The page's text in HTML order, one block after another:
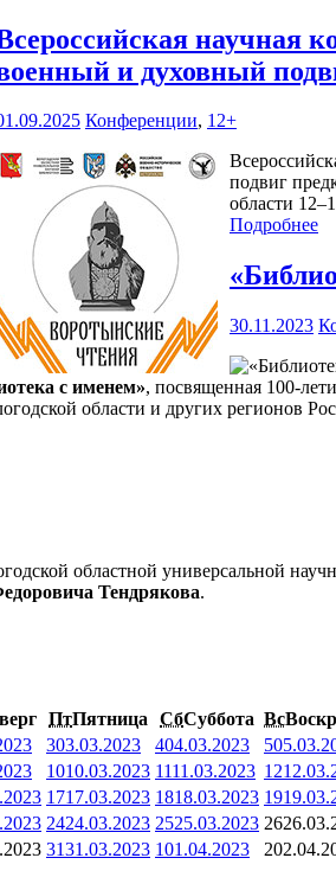
научная
и духовный
Конференции, 12+
подвиг
области
Подробнее
30.11.2023
с именем», посвященная 100-
области и других регионов
областной универсальной
Тендрякова.
ПтПятница СбСуббота Вс
303.03.2023 404.03.2023 5
1010.03.2023 1111.03.2023 12
1717.03.2023 1818.03.2023 19
2424.03.2023 2525.03.2023 26
3131.03.2023 101.04.2023 2